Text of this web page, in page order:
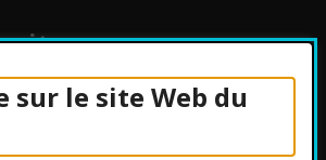
sur le site Web du
site
des